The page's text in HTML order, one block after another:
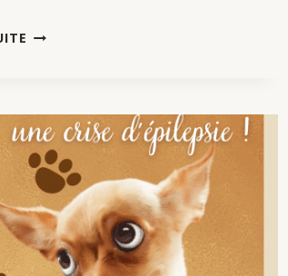
JEU
PHOTOGRAPHIE